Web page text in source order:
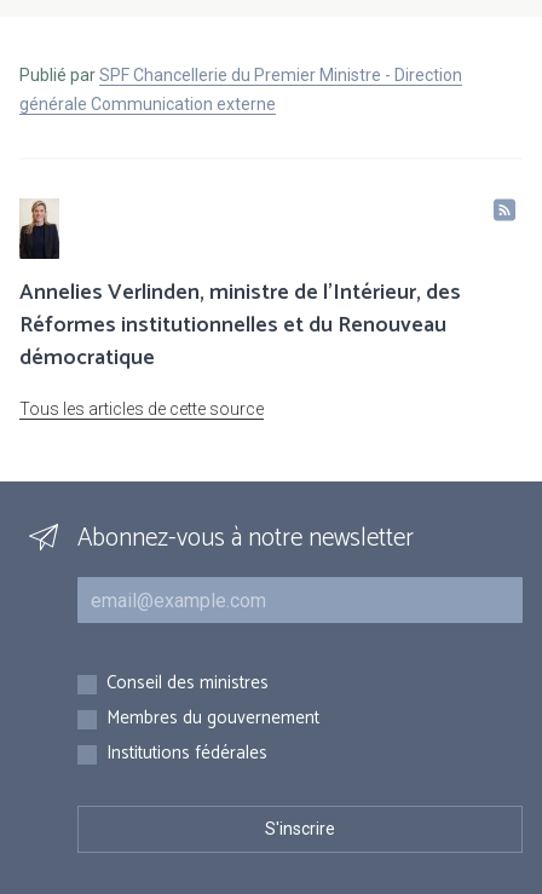
Publié parSPF Chancellerie du Premier Ministre - Direction
générale Communication externe
Annelies Verlinden, ministre de l’Intérieur, des
Réformes institutionnelles et du Renouveau
démocratique
Tous les articles de cette source
Abonnez-vous à notre newsletter
Courriel
Inscriptions
Conseil des ministres
Membres du gouvernement
Institutions fédérales